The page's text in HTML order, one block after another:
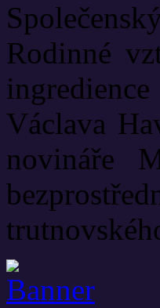
Rodinné
Václava
novináře